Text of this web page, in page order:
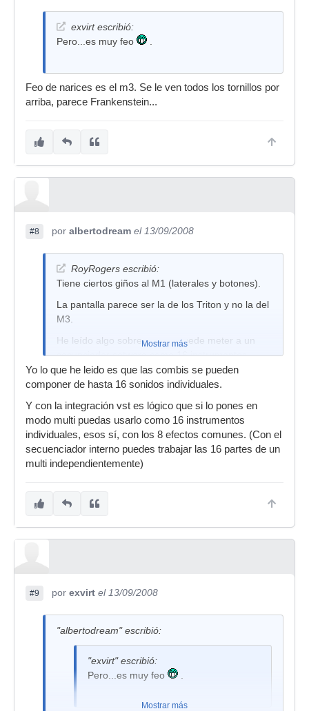
exvirt escribió:
Pero...es muy feo
Feo de narices es el m3. Se le ven todos los tornillos por
arriba, parece Frankenstein...
#8 por albertodream el 13/09/2008
RoyRogers escribió:
Tiene ciertos giños al M1 (laterales y botones).
La pantalla parece ser la de los Triton y no la del
M3.
He leído algo sobre que se puede meter a un
secunciador sotware como 16 instrumentos
virtuales. ¿¿??
Mostrar más
Yo lo que he leido es que las combis se pueden
componer de hasta 16 sonidos individuales.
Y con la integración vst es lógico que si lo pones en
modo multi puedas usarlo como 16 instrumentos
individuales, esos sí, con los 8 efectos comunes. (Con el
secuenciador interno puedes trabajar las 16 partes de un
multi independientemente)
#9 por exvirt el 13/09/2008
"albertodream" escribió:
"exvirt" escribió:
Pero...es muy feo
Mostrar más